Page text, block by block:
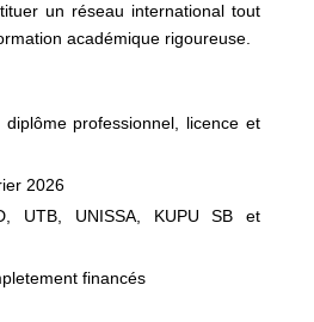
un réseau international tout
académique rigoureuse.
diplôme professionnel, licence et
2026
UTB, UNISSA, KUPU SB et
financés